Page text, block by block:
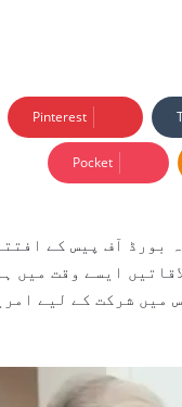
Pinterest
Pocket
آف پیس کے
ایسے وقت میں
میں شرکت کے لیے